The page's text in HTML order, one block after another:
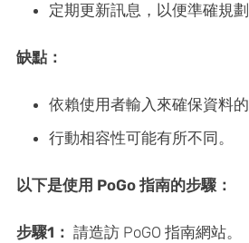
定期更新訊息，以便準確規劃
缺點：
依賴使用者輸入來確保資料的
行動相容性可能有所不同。
以下是使用 PoGo 指南的步驟：
步驟1： 請造訪 PoGO 指南網站。